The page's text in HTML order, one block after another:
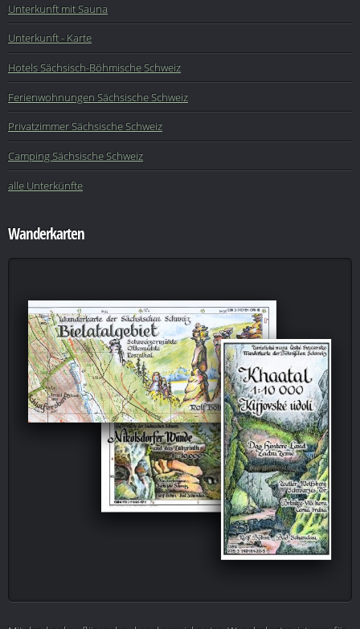
Unterkunft mit Sauna
Unterkunft - Karte
Hotels Sächsisch-Böhmische Schweiz
Ferienwohnungen Sächsische Schweiz
Privatzimmer Sächsische Schweiz
Camping Sächsische Schweiz
alle Unterkünfte
Wanderkarten